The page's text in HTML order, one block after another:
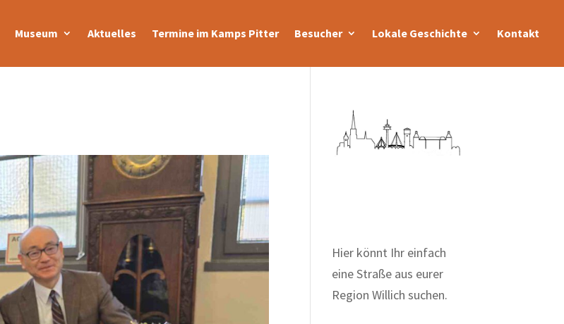
Museum Aktuelles Termine im Kamps Pitter Besucher Lokale Geschichte Kontakt
Hier könnt Ihr einfach
eine Straße aus eurer
Region Willich suchen.